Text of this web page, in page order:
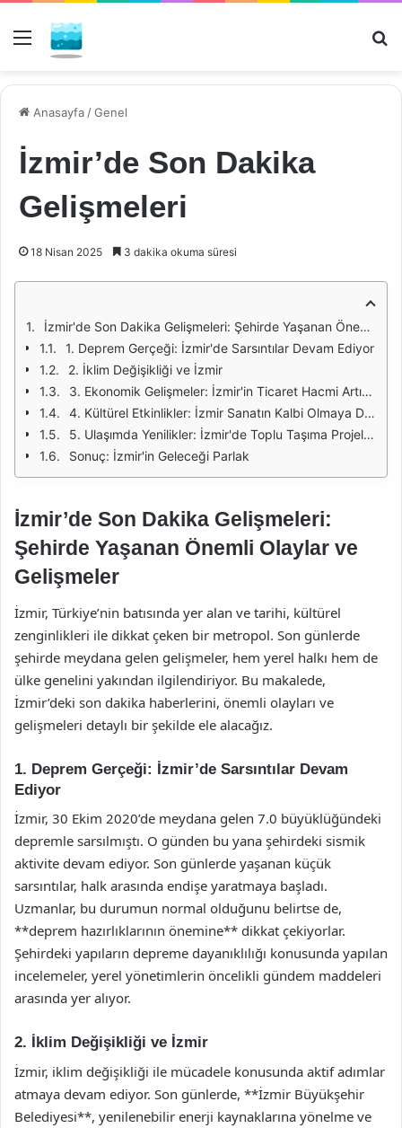
Menü
Anasayfa /Genel
İzmir’de Son Dakika
Gelişmeleri
18 Nisan 2025 3 dakika okuma süresi
İzmir'de Son Dakika Gelişmeleri: Şehirde Yaşanan Önemli Olaylar ve Gelişmeler
1. Deprem Gerçeği: İzmir'de Sarsıntılar Devam Ediyor
2. İklim Değişikliği ve İzmir
3. Ekonomik Gelişmeler: İzmir'in Ticaret Hacmi Artıyor
4. Kültürel Etkinlikler: İzmir Sanatın Kalbi Olmaya Devam Ediyor
5. Ulaşımda Yenilikler: İzmir'de Toplu Taşıma Projeleri
Sonuç: İzmir'in Geleceği Parlak
İzmir’de Son Dakika Gelişmeleri:
Şehirde Yaşanan Önemli Olaylar ve
Gelişmeler
İzmir, Türkiye’nin batısında yer alan ve tarihi, kültürel
zenginlikleri ile dikkat çeken bir metropol. Son günlerde
şehirde meydana gelen gelişmeler, hem yerel halkı hem de
ülke genelini yakından ilgilendiriyor. Bu makalede,
İzmir’deki son dakika haberlerini, önemli olayları ve
gelişmeleri detaylı bir şekilde ele alacağız.
1. Deprem Gerçeği: İzmir’de Sarsıntılar Devam
Ediyor
İzmir, 30 Ekim 2020’de meydana gelen 7.0 büyüklüğündeki
depremle sarsılmıştı. O günden bu yana şehirdeki sismik
aktivite devam ediyor. Son günlerde yaşanan küçük
sarsıntılar, halk arasında endişe yaratmaya başladı.
Uzmanlar, bu durumun normal olduğunu belirtse de,
**deprem hazırlıklarının önemine** dikkat çekiyorlar.
Şehirdeki yapıların depreme dayanıklılığı konusunda yapılan
incelemeler, yerel yönetimlerin öncelikli gündem maddeleri
arasında yer alıyor.
2. İklim Değişikliği ve İzmir
İzmir, iklim değişikliği ile mücadele konusunda aktif adımlar
atmaya devam ediyor. Son günlerde, **İzmir Büyükşehir
Belediyesi**, yenilenebilir enerji kaynaklarına yönelme ve